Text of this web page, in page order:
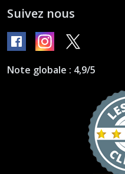
Suivez nous
Note globale : 4,9/5